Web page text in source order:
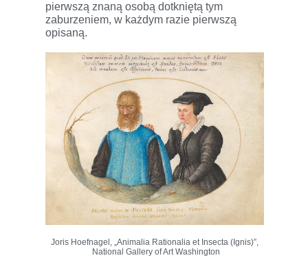
pierwszą znaną osobą dotkniętą tym
zaburzeniem, w każdym razie pierwszą
opisaną.
Joris Hoefnagel, „Animalia Rationalia et Insecta (Ignis)”,
National Gallery of Art Washington